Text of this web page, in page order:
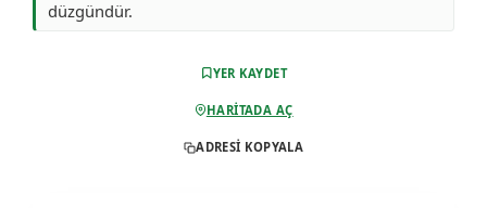
düzgündür.
YER KAYDET
HARITADA AÇ
ADRESI KOPYALA